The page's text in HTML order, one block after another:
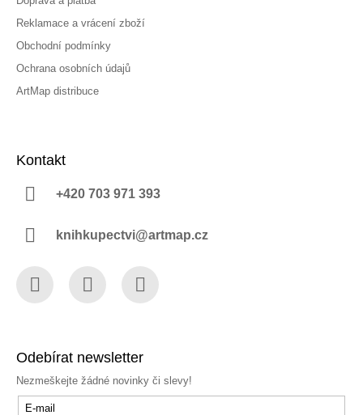
Reklamace a vrácení zboží
Obchodní podmínky
Ochrana osobních údajů
ArtMap distribuce
Kontakt
+420 703 971 393
knihkupectvi@artmap.cz
Odebírat newsletter
Nezmeškejte žádné novinky či slevy!
E-mail